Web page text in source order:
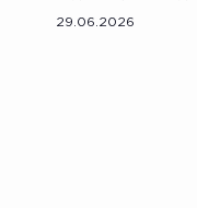
29.06.2026